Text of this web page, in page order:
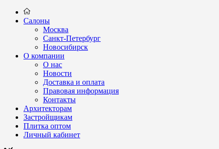
Салоны
Москва
Санкт-Петербург
Новосибирск
О компании
О нас
Новости
Доставка и оплата
Правовая информация
Контакты
Архитекторам
Застройщикам
Плитка оптом
Личный кабинет